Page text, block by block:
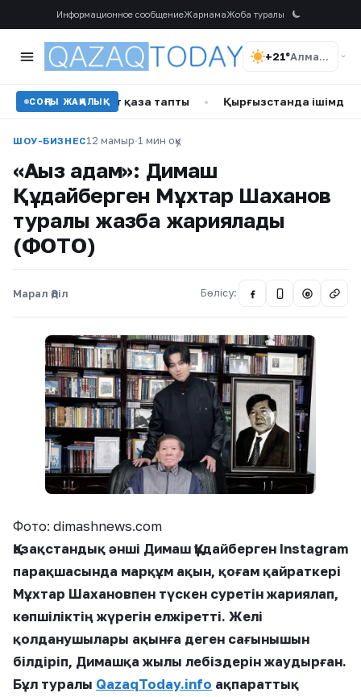
Информационное сообщениеЖарнамаЖоба туралы
+21° Алматы
СОҢҒЫ ЖАҢАЛЫҚ
студент қаза тапты • Қырғызстанда ішімдік төгу
ШОУ-БИЗНЕС12 мамыр·1 мин оқу
«Аңыз адам»: Димаш
Құдайберген Мұхтар Шаханов
туралы жазба жариялады
(ФОТО)
Марал Әділ Бөлісу: @
Фото: dimashnews.com
Қазақстандық әнші Димаш Құдайберген Instagram
парақшасында марқұм ақын, қоғам қайраткері
Мұхтар Шахановпен түскен суретін жариялап,
көпшіліктің жүрегін елжіретті. Желі
қолданушылары ақынға деген сағынышын
білдіріп, Димашқа жылы лебіздерін жаудырған.
Бұл туралы QazaqToday.info ақпараттық